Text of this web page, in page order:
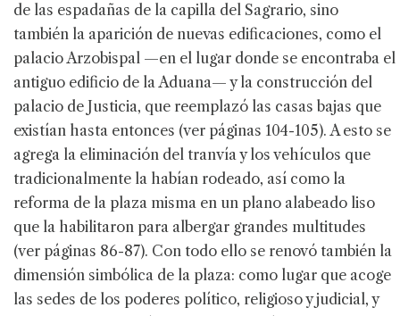
de las espadañas de la capilla del Sagrario, sino
también la aparición de nuevas edificaciones, como el
palacio Arzobispal —en el lugar donde se encontraba el
antiguo edificio de la Aduana— y la construcción del
palacio de Justicia, que reemplazó las casas bajas que
existían hasta entonces (ver páginas 104-105). A esto se
agrega la eliminación del tranvía y los vehículos que
tradicionalmente la habían rodeado, así como la
reforma de la plaza misma en un plano alabeado liso
que la habilitaron para albergar grandes multitudes
(ver páginas 86-87). Con todo ello se renovó también la
dimensión simbólica de la plaza: como lugar que acoge
las sedes de los poderes político, religioso y judicial, y